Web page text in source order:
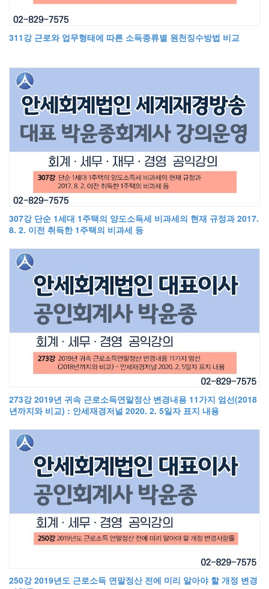
311강 근로와 업무형태에 따른 소득종류별 원천징수방법 비교
307강 단순 1세대 1주택의 양도소득세 비과세의 현재 규정과 2017.
8. 2. 이전 취득한 1주택의 비과세 등
273강 2019년 귀속 근로소득연말정산 변경내용 11가지 엄선(2018
년까지와 비교) : 안세재경저널 2020. 2. 5일자 표지 내용
250강 2019년도 근로소득 연말정산 전에 미리 알아야 할 개정 변경